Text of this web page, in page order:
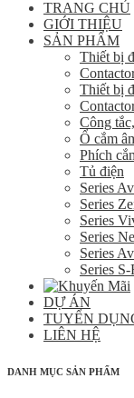
TRANG CHỦ
GIỚI THIỆU
SẢN PHẨM
Thiết bị
Thiết bị
Công
Ổ cắm
Phích
Tủ điện
Series
Series
Series
Series
Series
Series
DỰ ÁN
TUYỂN
LIÊN HỆ
DANH MỤC SẢN PHẨM